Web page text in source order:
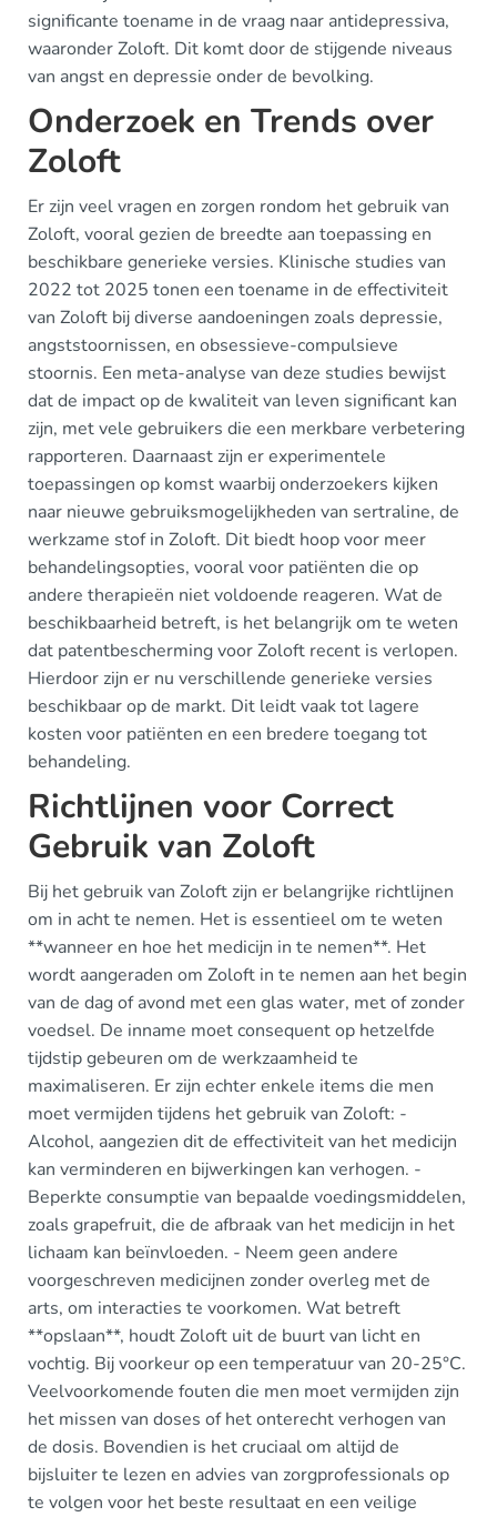
significante toename in de vraag naar antidepressiva,
waaronder Zoloft. Dit komt door de stijgende niveaus
van angst en depressie onder de bevolking.
Onderzoek en Trends over
Zoloft
Er zijn veel vragen en zorgen rondom het gebruik van
Zoloft, vooral gezien de breedte aan toepassing en
beschikbare generieke versies. Klinische studies van
2022 tot 2025 tonen een toename in de effectiviteit
van Zoloft bij diverse aandoeningen zoals depressie,
angststoornissen, en obsessieve-compulsieve
stoornis. Een meta-analyse van deze studies bewijst
dat de impact op de kwaliteit van leven significant kan
zijn, met vele gebruikers die een merkbare verbetering
rapporteren. Daarnaast zijn er experimentele
toepassingen op komst waarbij onderzoekers kijken
naar nieuwe gebruiksmogelijkheden van sertraline, de
werkzame stof in Zoloft. Dit biedt hoop voor meer
behandelingsopties, vooral voor patiënten die op
andere therapieën niet voldoende reageren. Wat de
beschikbaarheid betreft, is het belangrijk om te weten
dat patentbescherming voor Zoloft recent is verlopen.
Hierdoor zijn er nu verschillende generieke versies
beschikbaar op de markt. Dit leidt vaak tot lagere
kosten voor patiënten en een bredere toegang tot
behandeling.
Richtlijnen voor Correct
Gebruik van Zoloft
Bij het gebruik van Zoloft zijn er belangrijke richtlijnen
om in acht te nemen. Het is essentieel om te weten
**wanneer en hoe het medicijn in te nemen**. Het
wordt aangeraden om Zoloft in te nemen aan het begin
van de dag of avond met een glas water, met of zonder
voedsel. De inname moet consequent op hetzelfde
tijdstip gebeuren om de werkzaamheid te
maximaliseren. Er zijn echter enkele items die men
moet vermijden tijdens het gebruik van Zoloft: -
Alcohol, aangezien dit de effectiviteit van het medicijn
kan verminderen en bijwerkingen kan verhogen. -
Beperkte consumptie van bepaalde voedingsmiddelen,
zoals grapefruit, die de afbraak van het medicijn in het
lichaam kan beïnvloeden. - Neem geen andere
voorgeschreven medicijnen zonder overleg met de
arts, om interacties te voorkomen. Wat betreft
**opslaan**, houdt Zoloft uit de buurt van licht en
vochtig. Bij voorkeur op een temperatuur van 20-25°C.
Veelvoorkomende fouten die men moet vermijden zijn
het missen van doses of het onterecht verhogen van
de dosis. Bovendien is het cruciaal om altijd de
bijsluiter te lezen en advies van zorgprofessionals op
te volgen voor het beste resultaat en een veilige